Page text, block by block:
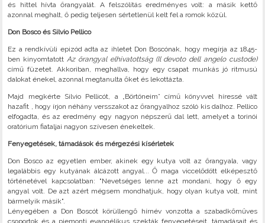
és hittel hívta őrangyalát. A felszólítás eredményes volt: a másik kettő
azonnal meghalt, ő pedig teljesen sértetlenül kelt fel a romok közül.
Don Bosco és Silvio Pellico
Ez a rendkívüli epizód adta az ihletet Don Boscónak, hogy megírja az 1845-
ben kinyomtatottAz őrangyal elhivatottság (Il devoto dell angelo custode)
című füzetet. Akkoriban, meghallva, hogy egy csapat munkás jó ritmusú
dalokat énekel, azonnal megtanulta őket és lekottázta.
Majd megkérte Silvio Pellicót, a „Börtöneim” című könyvvel híressé vált
hazafit , hogy írjon néhány versszakot az őrangyalhoz szóló kis dalhoz. Pellico
elfogadta, és az eredmény egy nagyon népszerű dal lett, amelyet a torinói
oratórium fiataljai nagyon szívesen énekeltek.
Fenyegetések, támadások és mérgezési kísérletek
Don Bosco az egyetlen ember, akinek egy kutya volt az őrangyala, vagy
legalábbis egy kutyának álcázott angyal... Ő maga viccelődött elképesztő
történetével kapcsolatban: "Nevetséges lenne azt mondani, hogy ő egy
angyal volt. De azt azért mégsem mondhatjuk, hogy olyan kutya volt, mint
bármelyik másik".
Lényegében a Don Boscót körüllengő hírnév vonzotta a szabadkőműves